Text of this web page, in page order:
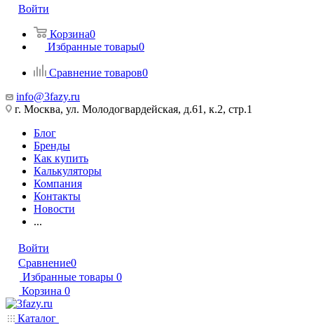
Войти
Корзина0
Избранные товары0
Сравнение товаров0
info@3fazy.ru
г. Москва, ул. Молодогвардейская, д.61, к.2, стр.1
Блог
Бренды
Как купить
Калькуляторы
Компания
Контакты
Новости
...
Войти
Сравнение0
Избранные товары 0
Корзина 0
Каталог